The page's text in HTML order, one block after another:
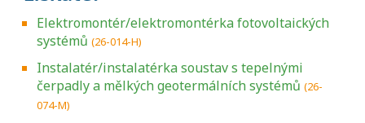
Elektromontér/elektromontérka fotovoltaických
systémů (26-014-H)
Instalatér/instalatérka soustav s tepelnými
čerpadly a mělkých geotermálních systémů (26-
074-M)Projděte si seznam profesních kvalifikací.